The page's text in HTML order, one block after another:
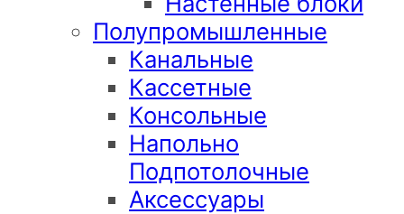
Полупромышленные
Канальные
Кассетные
Консольные
Напольно
Подпотолочные
Аксессуары